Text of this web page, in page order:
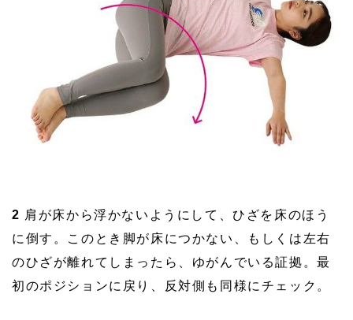
2 肩が床から浮かないようにして、ひざを床のほう
に倒す。このとき脚が床につかない、もしくは左右
のひざが離れてしまったら、ゆがんでいる証拠。最
初のポジションに戻り、反対側も同様にチェック。